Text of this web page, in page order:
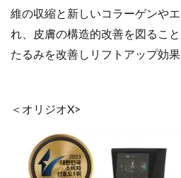
維の収縮と新しいコラーゲンや
れ、皮膚の構造的改善を図るこ
たるみを改善しリフトアップ効果
＜オリジオX>